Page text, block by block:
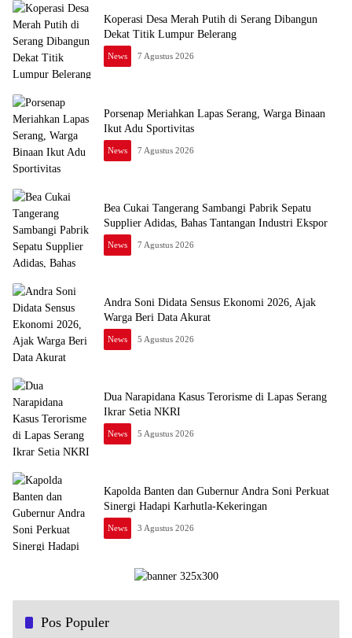
Koperasi Desa Merah Putih di Serang Dibangun
Dekat Titik Lumpur Belerang
News 7 Agustus 2026
Porsenap Meriahkan Lapas Serang, Warga Binaan
Ikut Adu Sportivitas
News 7 Agustus 2026
Bea Cukai Tangerang Sambangi Pabrik Sepatu
Supplier Adidas, Bahas Tantangan Industri Ekspor
News 7 Agustus 2026
Andra Soni Didata Sensus Ekonomi 2026, Ajak
Warga Beri Data Akurat
News 5 Agustus 2026
Dua Narapidana Kasus Terorisme di Lapas Serang
Ikrar Setia NKRI
News 5 Agustus 2026
Kapolda Banten dan Gubernur Andra Soni Perkuat
Sinergi Hadapi Karhutla-Kekeringan
News 3 Agustus 2026
Pos PopulerKoperasi Desa Merah Putih di Serang Dibangun Dekat